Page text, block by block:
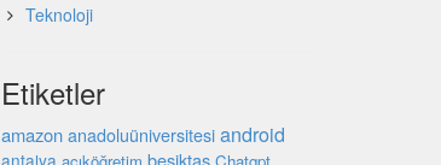
Teknoloji
Etiketler
amazon anadoluüniversitesi android